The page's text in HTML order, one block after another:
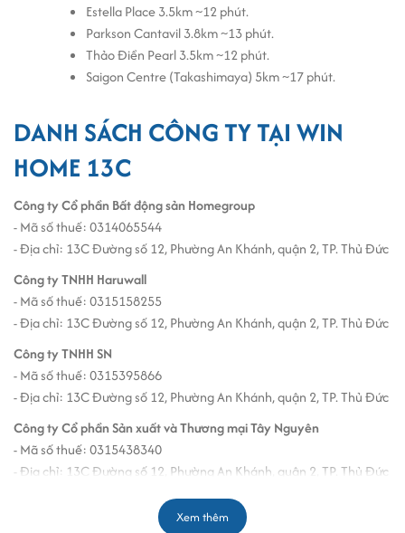
Estella Place 3.5km ~12 phút.
Parkson Cantavil 3.8km ~13 phút.
Thảo Điền Pearl 3.5km ~12 phút.
Saigon Centre (Takashimaya) 5km ~17 phút.
DANH SÁCH CÔNG TY TẠI WIN
HOME 13C
Công ty Cổ phần Bất động sản Homegroup
- Mã số thuế: 0314065544
- Địa chỉ: 13C Đường số 12, Phường An Khánh, quận 2, TP. Thủ Đức
Công ty TNHH Haruwall
- Mã số thuế: 0315158255
- Địa chỉ: 13C Đường số 12, Phường An Khánh, quận 2, TP. Thủ Đức
Công ty TNHH SN
- Mã số thuế: 0315395866
- Địa chỉ: 13C Đường số 12, Phường An Khánh, quận 2, TP. Thủ Đức
Công ty Cổ phần Sản xuất và Thương mại Tây Nguyên
- Mã số thuế: 0315438340
- Địa chỉ: 13C Đường số 12, Phường An Khánh, quận 2, TP. Thủ Đức
Công ty TNHH Thương mại Dịch vụ Xây dựng Nam Thái Phong
- Mã số thuế: 0316081975
Xem thêm